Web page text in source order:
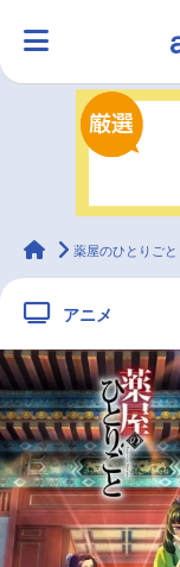
ラジオ
2.5次元 配
最新記事一覧
アニメ記事一覧
animateTimes
薬屋のひとりごと
アニメ